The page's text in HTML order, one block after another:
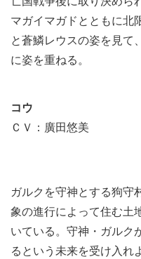
マガイマガドとともに北
と蒼鱗レウスの姿を見て
に姿を重ねる。
コウ
ＣＶ：廣田悠美
ガルクを守神とする狗守
象の進行によって住む土
いている。守神・ガルク
るという未来を受け入れ